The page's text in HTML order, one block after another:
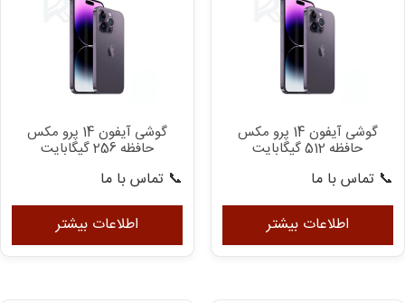
گوشی آیفون 14 پرو مکس
حافظه 512 گیگابایت
📞 تماس با ما
اطلاعات بیشتر
گوشی آیفون 14 پرو مکس
حافظه 256 گیگابایت
📞 تماس با ما
اطلاعات بیشتر